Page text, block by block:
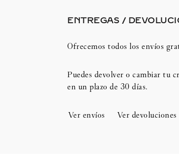
ENTREGAS /
Ofrecemos todos los envíos
Puedes devolver o cambiar tu
en un plazo de 30 días.​
Ver envíos Ver devoluciones